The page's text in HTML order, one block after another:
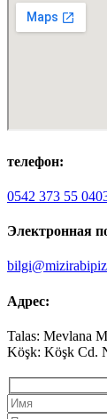
телефон:
0542 373 55 04
Электронная
Адрес:
Talas: Mevlana
Köşk: Köşk Cd.